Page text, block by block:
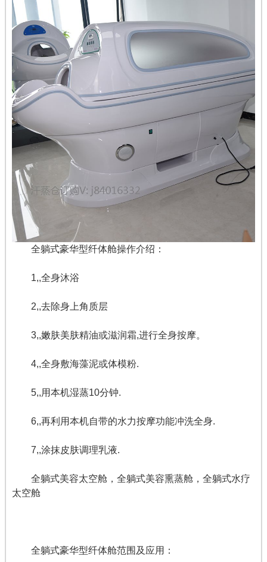
全躺式豪华型纤体舱操作介绍：
1,,全身沐浴
2,,去除身上角质层
3,,嫩肤美肤精油或滋润霜,进行全身按摩。
4,,全身敷海藻泥或体模粉.
5,,用本机湿蒸10分钟.
6,,再利用本机自带的水力按摩功能冲洗全身.
7,,涂抹皮肤调理乳液.
全躺式美容太空舱，全躺式美容熏蒸舱，全躺式水疗
太空舱
全躺式豪华型纤体舱范围及应用：